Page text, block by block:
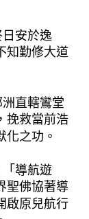
安於逸
知勤修大道
直轄鸞堂
挽救當前浩
化之功。
導航遊
聖佛協著導
啟原兒航行